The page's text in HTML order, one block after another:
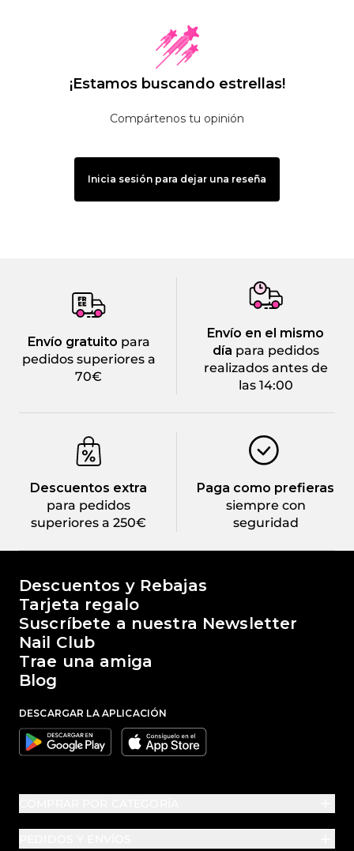
¡Estamos buscando estrellas!
Compártenos tu opinión
Inicia sesión para dejar una reseña
Envío gratuito para
pedidos superiores a
70€
Envío en el mismo
día para pedidos
realizados antes de
las 14:00
Descuentos extra
para pedidos
superiores a 250€
Paga como prefieras
siempre con
seguridad
El mundo de Passione Beauty
Descuentos y Rebajas
Tarjeta regalo
Suscríbete a nuestra Newsletter
Nail Club
Trae una amiga
Blog
DESCARGAR LA APLICACIÓN
Google Apple